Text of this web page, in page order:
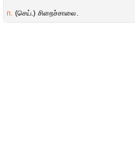
n. (செய்.) சிறைச்சாலை.